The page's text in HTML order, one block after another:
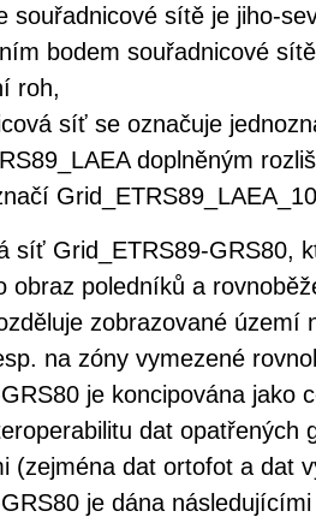
souřadnicové sítě je jiho-
bodem souřadnicové
roh,
síť se označuje
doplněným
síť Grid_ETRS89-GRS80,
obraz poledníků a
zobrazované území
na zóny vymezené
je koncipována jako
dat opatřených
(zejména dat ortofot a dat
je dána